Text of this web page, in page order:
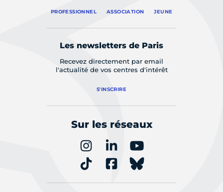
PROFESSIONNEL ASSOCIATION JEUNE
Les newsletters de Paris
Recevez directement par email
l'actualité de vos centres d'intérêt
S'INSCRIRE
Sur les réseaux